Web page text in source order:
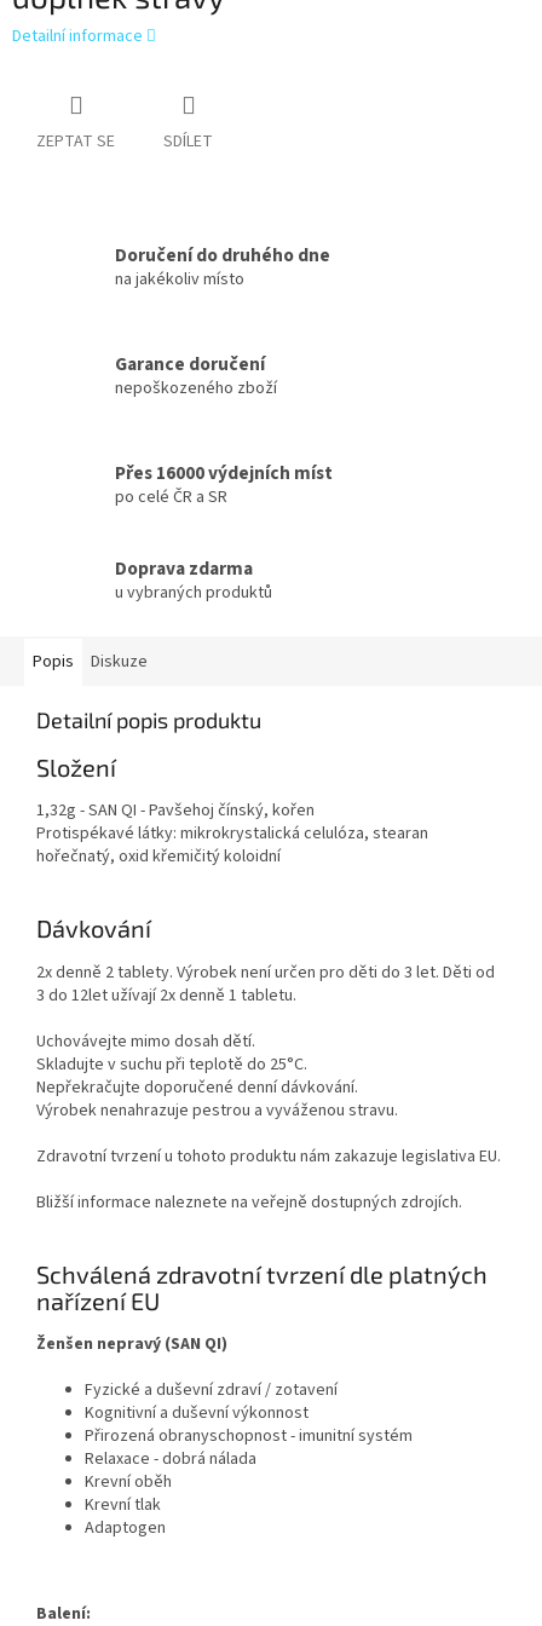
Detailní informace
ZEPTAT SE SDÍLET
Doručení do druhého dne
na jakékoliv místo
Garance doručení
nepoškozeného zboží
Přes 16000 výdejních míst
po celé ČR a SR
Doprava zdarma
u vybraných produktů
Popis Diskuze
Detailní popis produktu
Složení
1,32g - SAN QI - Pavšehoj čínský, kořen
Protispékavé látky: mikrokrystalická celulóza, stearan
hořečnatý, oxid křemičitý koloidní
Dávkování
2x denně 2 tablety. Výrobek není určen pro děti do 3 let. Děti od
3 do 12let užívají 2x denně 1 tabletu.
Uchovávejte mimo dosah dětí.
Skladujte v suchu při teplotě do 25°C.
Nepřekračujte doporučené denní dávkování.
Výrobek nenahrazuje pestrou a vyváženou stravu.
Zdravotní tvrzení u tohoto produktu nám zakazuje legislativa EU.
Bližší informace naleznete na veřejně dostupných zdrojích.
Schválená zdravotní tvrzení dle platných
nařízení EU
Ženšen nepravý (SAN QI)
Fyzické a duševní zdraví / zotavení
Kognitivní a duševní výkonnost
Přirozená obranyschopnost - imunitní systém
Relaxace - dobrá nálada
Krevní oběh
Krevní tlak
Adaptogen
Balení: